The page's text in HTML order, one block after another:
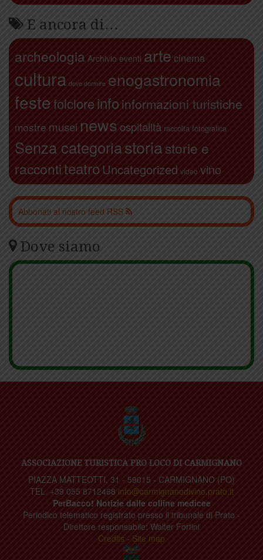
E ancora di…
archeologia Archivio eventi arte cinema
cultura dove dormire enogastronomia
festefolcloreinfo informazioni turistiche
mostre musei news ospitalità raccolta fotografica
Senza categoriastoriastorie e
raccontiteatro Uncategorized video vino
Abbonati al nostro feed RSS
Dove siamo
ASSOCIAZIONE TURISTICA PRO LOCO DI CARMIGNANO
PIAZZA MATTEOTTI, 31 - 59015 - CARMIGNANO (PO)
TEL. +39 055 8712468 info@carmignanodivino.prato.it
PerBacco! Notizie dalle colline medicee
Periodico telematico registrato presso il tribunale di Prato -
Direttore responsabile: Walter Fortini
Credits - Site map